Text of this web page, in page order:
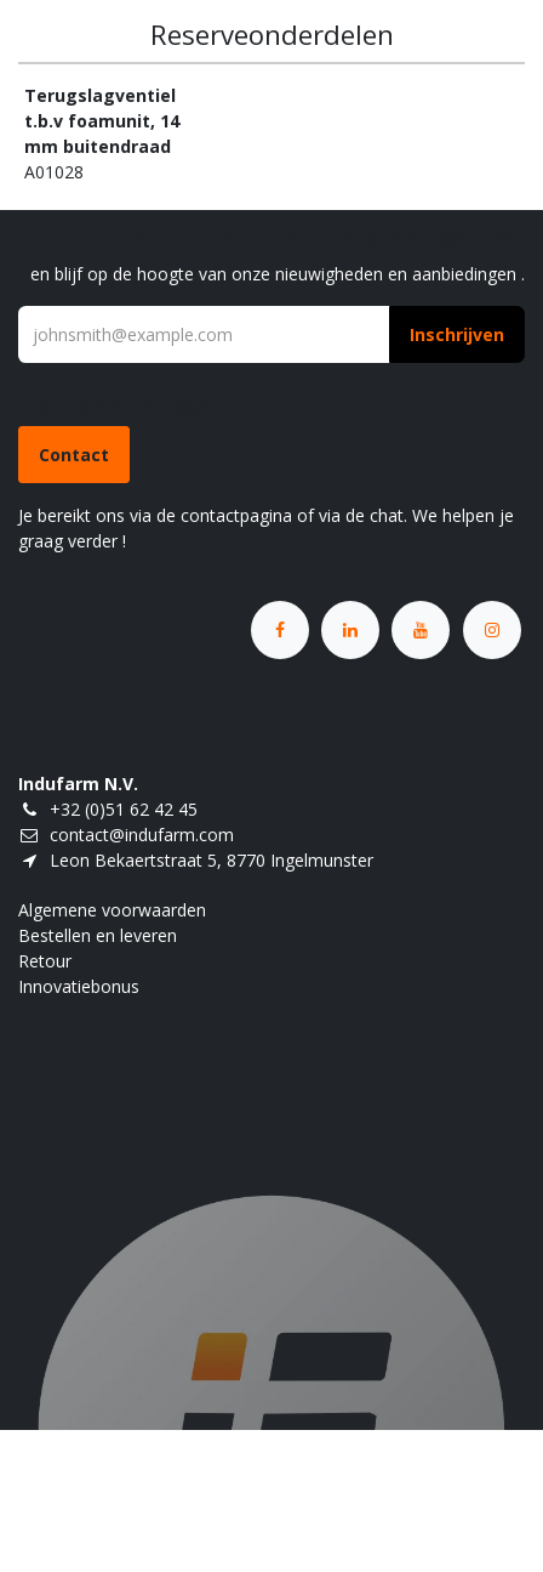
Reserveonderdelen
Terugslagventiel
t.b.v foamunit, 14
mm buitendraad
A01028
en blijf op de hoogte van onze nieuwigheden en aanbiedingen .
Inschrijven
Contact
Je bereikt ons via de contactpagina of via de chat. We helpen je
graag verder !
Indufarm N.V.
+32 (0)51 62 42 45
contact@indufarm.com
Leon Bekaertstraat 5, 8770 Ingelmunster
Algemene voorwaarden
Bestellen en leveren
Retour
Innovatiebonus